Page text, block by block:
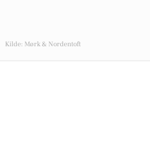
Kilde: Mørk & Nordentoft